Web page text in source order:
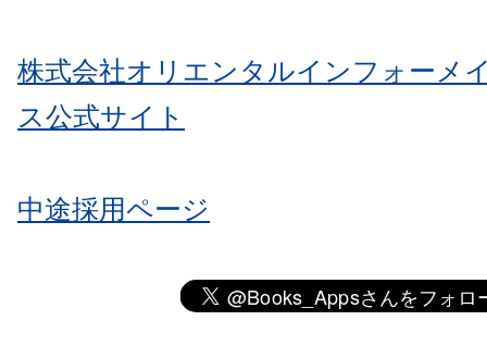
株式会社オリエンタルインフォーメ
ス公式サイト
中途採用ページ